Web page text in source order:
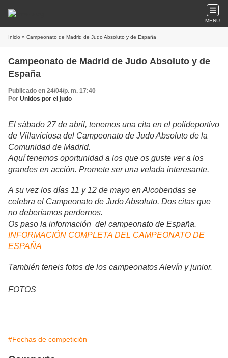
MENU
Inicio » Campeonato de Madrid de Judo Absoluto y de España
Campeonato de Madrid de Judo Absoluto y de
España
Publicado en 24/04/p. m. 17:40
Por Unidos por el judo
El sábado 27 de abril, tenemos una cita en el polideportivo
de Villaviciosa del Campeonato de Judo Absoluto de la
Comunidad de Madrid.
Aquí tenemos oportunidad a los que os guste ver a los
grandes en acción. Promete ser una velada interesante.
A su vez los días 11 y 12 de mayo en Alcobendas se
celebra el Campeonato de Judo Absoluto. Dos citas que
no deberíamos perdernos.
Os paso la información del campeonato de España.
INFORMACIÓN COMPLETA DEL CAMPEONATO DE
ESPAÑA
También teneis fotos de los campeonatos Alevín y junior.
FOTOS
#Fechas de competición